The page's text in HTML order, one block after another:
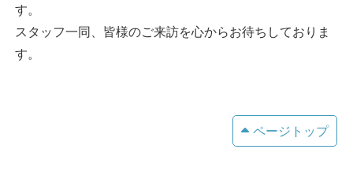
す。
スタッフ一同、皆様のご来訪を心からお待ちしておりま
す。
ページトップ